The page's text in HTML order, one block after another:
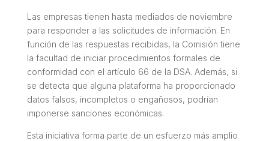
Las empresas tienen hasta mediados de noviembre
para responder a las solicitudes de información. En
función de las respuestas recibidas, la Comisión tiene
la facultad de iniciar procedimientos formales de
conformidad con el artículo 66 de la DSA. Además, si
se detecta que alguna plataforma ha proporcionado
datos falsos, incompletos o engañosos, podrían
imponerse sanciones económicas.
Esta iniciativa forma parte de un esfuerzo más amplio